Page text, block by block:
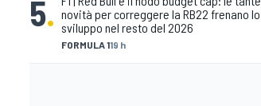
5.
FORMULA 119 h
novità per correggere la RB22 frenano lo
sviluppo nel resto del 2026